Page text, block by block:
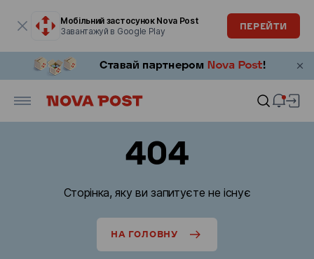
Мобільний застосунок Nova Post
Завантажуй в Google Play
ПЕРЕЙТИ
404
Сторінка, яку ви запитуєте не існує
НА ГОЛОВНУ